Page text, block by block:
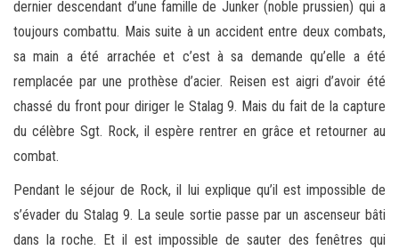
dernier descendant d’une famille de Junker (noble prussien) qui a
toujours combattu. Mais suite à un accident entre deux combats,
sa main a été arrachée et c’est à sa demande qu’elle a été
remplacée par une prothèse d’acier. Reisen est aigri d’avoir été
chassé du front pour diriger le Stalag 9. Mais du fait de la capture
du célèbre Sgt. Rock, il espère rentrer en grâce et retourner au
combat.
Pendant le séjour de Rock, il lui explique qu’il est impossible de
s’évader du Stalag 9. La seule sortie passe par un ascenseur bâti
dans la roche. Et il est impossible de sauter des fenêtres qui